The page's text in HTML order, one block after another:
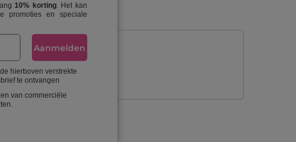
vraag stellen
10% korting. Het kan
promoties en speciale
Aanmelden
hierboven verstrekte
te ontvangen
van commerciële